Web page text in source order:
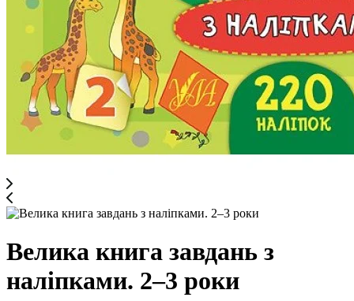
Велика книга завдань з
наліпками. 2–3 роки